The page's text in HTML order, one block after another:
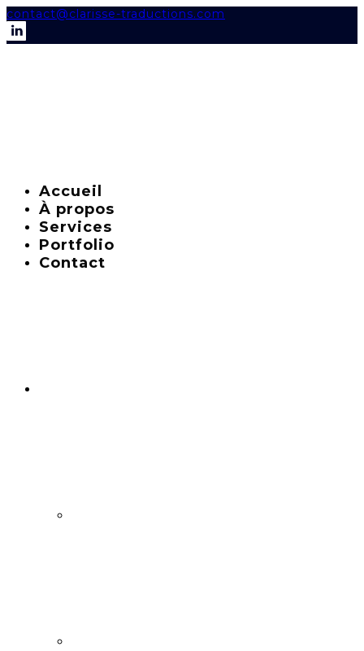
contact@clarisse-traductions.com
Accueil
À propos
Services
Portfolio
Contact